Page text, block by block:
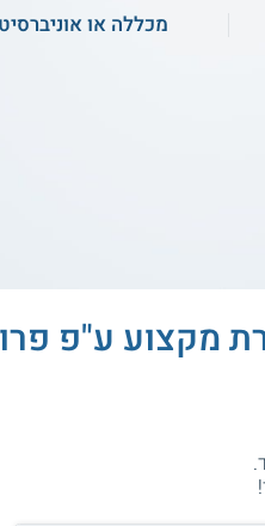
מכללה או
מקצוע ע"פ